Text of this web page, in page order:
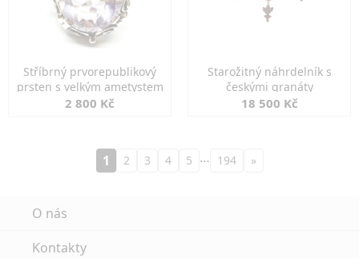
Stříbrný prvorepublikový
prsten s velkým ametystem
2 800 Kč
Starožitný náhrdelník s
českými granáty
18 500 Kč
1 2 3 4 5 … 194 »
O nás
Kontakty